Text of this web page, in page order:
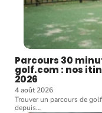
Parcours 30
golf.com : nos
2026
4 août 2026
Trouver un parcours de
depuis…